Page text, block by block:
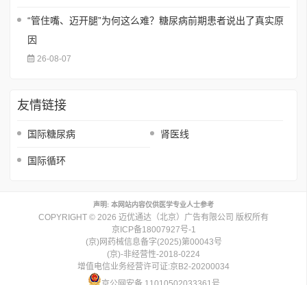
“管住嘴、迈开腿”为何这么难？糖尿病前期患者说出了真实原
因
26-08-07
友情链接
国际糖尿病 肾医线
国际循环
声明: 本网站内容仅供医学专业人士参考
COPYRIGHT © 2026 迈优通达（北京）广告有限公司 版权所有
京ICP备18007927号-1
(京)网药械信息备字(2025)第00043号
(京)-非经营性-2018-0224
增值电信业务经营许可证:京B2-20200034